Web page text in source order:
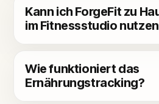
Kann ich ForgeFit zu
im Fitnessstudio
Wie funktioniert das
Ernährungstracking?